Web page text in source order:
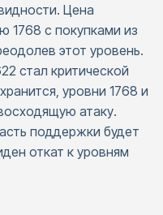
Цена
1768 с покупками из
этот уровень.
стал критической
уровни 1768 и
атаку.
поддержки будет
откат к уровням